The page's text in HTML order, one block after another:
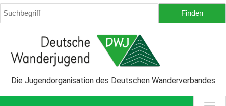
Die Jugendorganisation des Deutschen Wanderverbandes